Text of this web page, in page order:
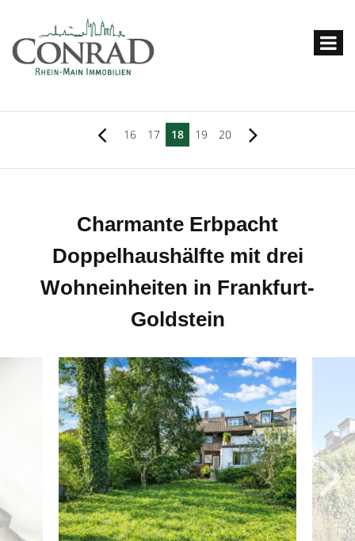
16 17 18 19 20
Charmante Erbpacht
Doppelhaushälfte mit drei
Wohneinheiten in Frankfurt-
Goldstein